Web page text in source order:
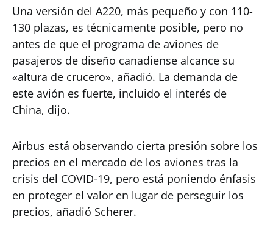
Una versión del A220, más pequeño y con 110-
130 plazas, es técnicamente posible, pero no
antes de que el programa de aviones de
pasajeros de diseño canadiense alcance su
«altura de crucero», añadió. La demanda de
este avión es fuerte, incluido el interés de
China, dijo.
Airbus está observando cierta presión sobre los
precios en el mercado de los aviones tras la
crisis del COVID-19, pero está poniendo énfasis
en proteger el valor en lugar de perseguir los
precios, añadió Scherer.